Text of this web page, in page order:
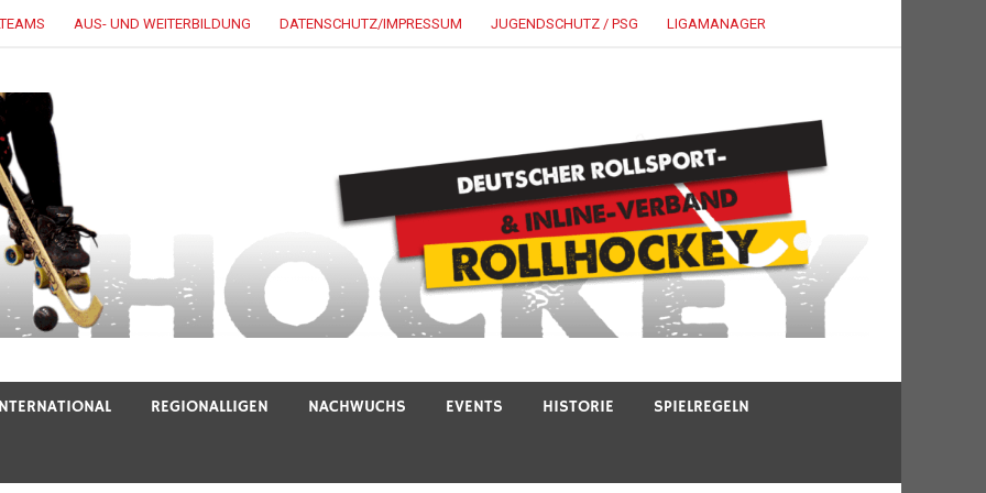
AUS- UND WEITERBILDUNG DATENSCHUTZ/IMPRESSUM JUGENDSCHUTZ / PSG LIGAMANAGER
REGIONALLIGEN NACHWUCHS EVENTS HISTORIE SPIELREGELN